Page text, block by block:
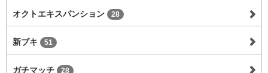
オクトエキスパンション 28
新ブキ 51
ガチマッチ 28